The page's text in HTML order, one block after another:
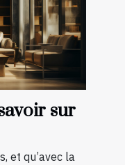
sur
et qu’avec la